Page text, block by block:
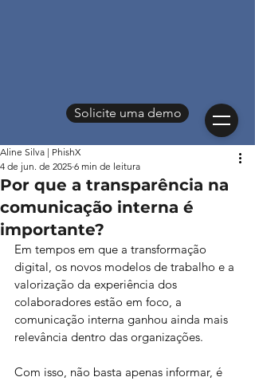
Solicite uma demo
Por que a transparência na
comunicação interna é
importante?
Aline Silva | PhishX
4 de jun. de 2025 6 min de leitura
Em tempos em que a transformação
digital, os novos modelos de trabalho e a
valorização da experiência dos
colaboradores estão em foco, a
comunicação interna ganhou ainda mais
relevância dentro das organizações.
Com isso, não basta apenas informar, é